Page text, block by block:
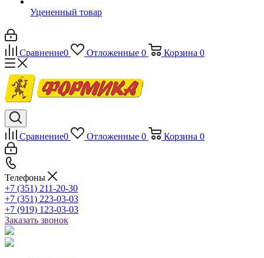
Уцененный товар
Сравнение0 Отложенные 0 Корзина 0
Сравнение0 Отложенные 0 Корзина 0
Телефоны
+7 (351) 211-20-30
+7 (351) 223-03-03
+7 (919) 123-03-03
Заказать звонок